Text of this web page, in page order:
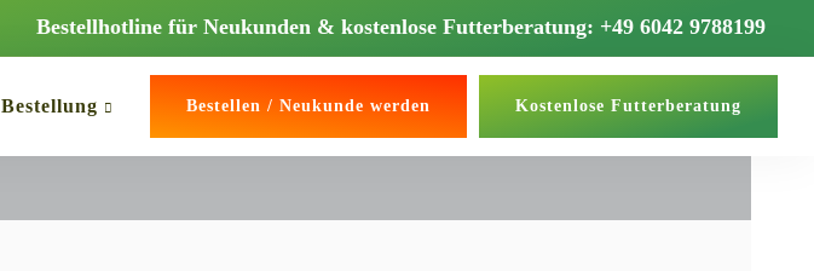
Bestellhotline für Neukunden & kostenlose Futterberatung: +49 6042 9788199
Bestellung Bestellen / Neukunde werden Kostenlose Futterberatung